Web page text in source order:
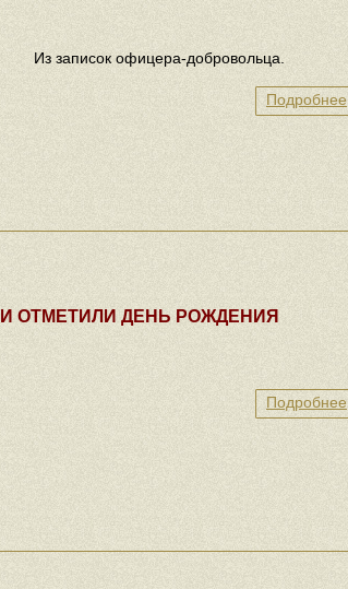
Из записок офицера-добровольца.
Подробнее
ОТМЕТИЛИ ДЕНЬ РОЖДЕНИЯ
Подробнее